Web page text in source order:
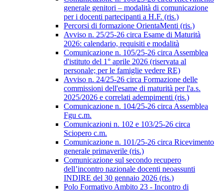
generale genitori – modalità di comunicazione
per i docenti partecipanti a H.F. (ris.)
Percorsi di formazione OrientaMenti (ris.)
Avviso n. 25/25-26 circa Esame di Maturità
2026: calendario, requisiti e modalità
Comunicazione n. 105/25-26 circa Assemblea
d'istituto del 1° aprile 2026 (riservata al
personale; per le famiglie vedere RE)
Avviso n. 24/25-26 circa Formazione delle
commissioni dell'esame di maturità per l'a.s.
2025/2026 e correlati adempimenti (ris.)
Comunicazione n. 104/25-26 circa Assemblea
Fgu c.m.
Comunicazioni n. 102 e 103/25-26 circa
Sciopero c.m.
Comunicazione n. 101/25-26 circa Ricevimento
generale primaverile (ris.)
Comunicazione sul secondo recupero
dell’incontro nazionale docenti neoassunti
INDIRE del 30 gennaio 2026 (ris.)
Polo Formativo Ambito 23 - Incontro di